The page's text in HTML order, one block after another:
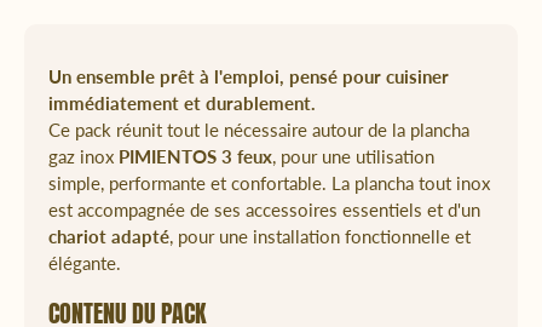
Un ensemble prêt à l'emploi, pensé pour cuisiner
immédiatement et durablement.
Ce pack réunit tout le nécessaire autour de la plancha
gaz inox PIMIENTOS 3 feux, pour une utilisation
simple, performante et confortable. La plancha tout inox
est accompagnée de ses accessoires essentiels et d'un
chariot adapté, pour une installation fonctionnelle et
élégante.
CONTENU DU PACK